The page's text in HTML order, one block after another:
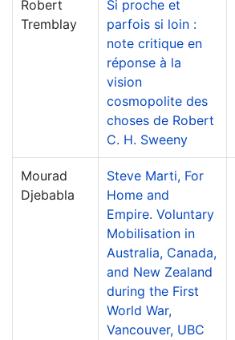
Robert
Tremblay
Si proche et
parfois si loin :
note critique en
réponse à la
vision
cosmopolite des
choses de Robert
C. H. Sweeny
Mourad
Djebabla
Steve Marti, For
Home and
Empire. Voluntary
Mobilisation in
Australia, Canada,
and New Zealand
during the First
World War,
Vancouver, UBC